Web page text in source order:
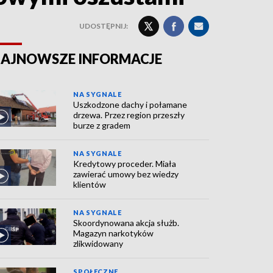
UDOSTĘPNIJ:
INFORMACJE
NA SYGNALE
Uszkodzone dachy i połamane
drzewa. Przez region przeszły
burze z gradem
NA SYGNALE
Kredytowy proceder. Miała
zawierać umowy bez wiedzy
klientów
NA SYGNALE
Skoordynowana akcja służb.
Magazyn narkotyków
zlikwidowany